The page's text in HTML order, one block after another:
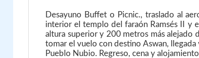
Desayuno Buffet o Picnic., traslado al
interior el templo del faraón Ramsés II y
altura superior y 200 metros más alejado
tomar el vuelo con destino Aswan,
Pueblo Nubio. Regreso, cena y